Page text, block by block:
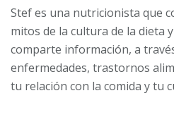
Stef es una nutricionista que
mitos de la cultura de la dieta
comparte información, a
enfermedades, trastornos
tu relación con la comida y tu